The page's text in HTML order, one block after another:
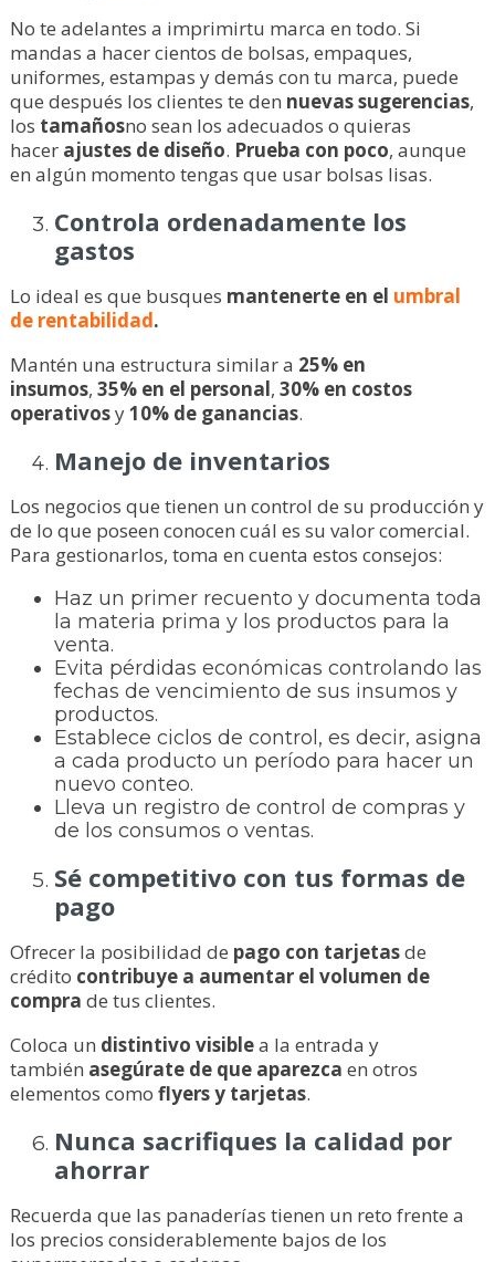
No te adelantes a imprimirtu marca en todo. Si
mandas a hacer cientos de bolsas, empaques,
uniformes, estampas y demás con tu marca, puede
que después los clientes te den nuevas sugerencias,
los tamañosno sean los adecuados o quieras
hacer ajustes de diseño. Prueba con poco, aunque
en algún momento tengas que usar bolsas lisas.
Controla ordenadamente los
gastos
Lo ideal es que busques mantenerte en el umbral
de rentabilidad.
Mantén una estructura similar a 25% en
insumos, 35% en el personal, 30% en costos
operativosy10% de ganancias.
Manejo de inventarios
Los negocios que tienen un control de su producción y
de lo que poseen conocen cuál es su valor comercial.
Para gestionarlos, toma en cuenta estos consejos:
Haz un primer recuento y documenta toda
la materia prima y los productos para la
venta.
Evita pérdidas económicas controlando las
fechas de vencimiento de sus insumos y
productos.
Establece ciclos de control, es decir, asigna
a cada producto un período para hacer un
nuevo conteo.
Lleva un registro de control de compras y
de los consumos o ventas.
Sé competitivo con tus formas de
pago
Ofrecer la posibilidad de pago con tarjetasde
crédito contribuye a aumentar el volumen de
compra de tus clientes.
Coloca un distintivo visiblea la entrada y
también asegúrate de que aparezca en otros
elementos como flyers y tarjetas.
Nunca sacrifiques la calidad por
ahorrar
Recuerda que las panaderías tienen un reto frente a
los precios considerablemente bajos de los